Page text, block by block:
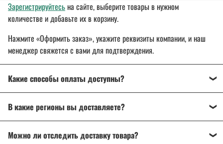
Зарегистрируйтесьна сайте, выберите товары в нужном
количестве и добавьте их в корзину.
Нажмите «Оформить заказ», укажите реквизиты компании, и наш
менеджер свяжется с вами для подтверждения.
Какие способы оплаты доступны?
расчетный счет организации.
Для государственных и муниципальных заказчиков
возможна поставка товара с отсрочкой платежа до 30 дней.
В какие регионы вы доставляете?
России : от Калининграда до Владивостока.
Можно ли отследить доставку товара?